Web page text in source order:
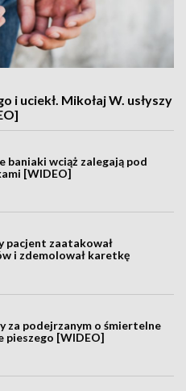
i uciekł. Mikołaj W. usłyszy
baniaki wciąż zalegają pod
[WIDEO]
pacjent zaatakował
i zdemolował karetkę
za podejrzanym o śmiertelne
pieszego [WIDEO]